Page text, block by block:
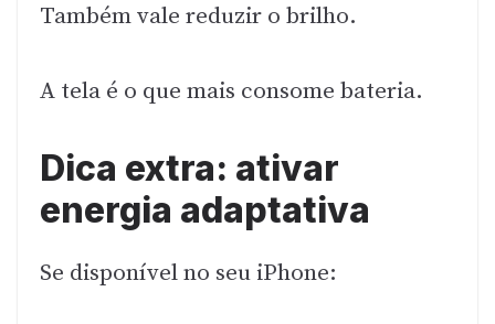
Também vale reduzir o brilho.
A tela é o que mais consome bateria.
Dica extra: ativar
energia adaptativa
Se disponível no seu iPhone: